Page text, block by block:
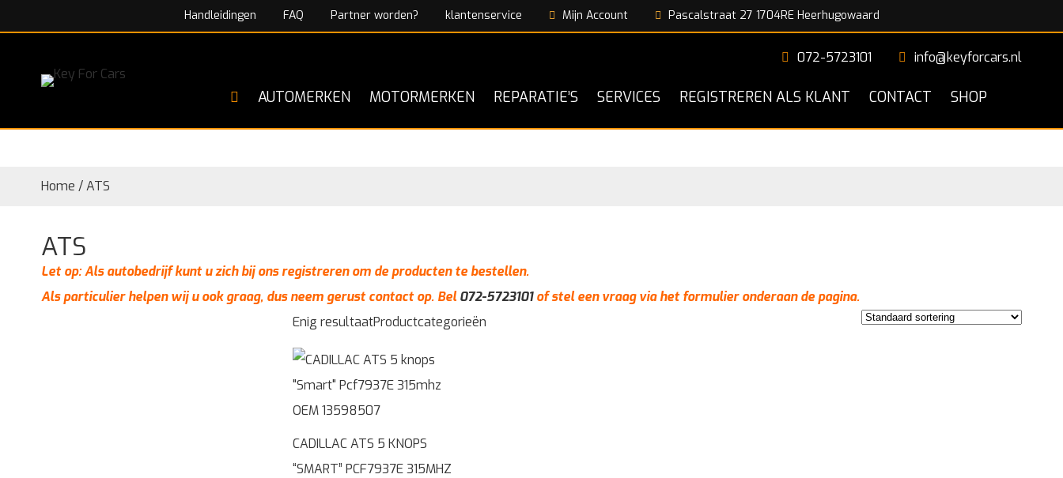
Handleidingen FAQ Partner worden? klantenservice Mijn Account Pascalstraat 27 1704RE Heerhugowaard
072-5723101 info@keyforcars.nl
AUTOMERKEN MOTORMERKEN REPARATIE’S SERVICES REGISTREREN ALS KLANT CONTACT SHOP
Home /ATS
ATS
Let op: Als autobedrijf kunt u zich bij ons registreren om de producten te bestellen.
Als particulier helpen wij u ook graag, dus neem gerust contact op. Bel072-5723101of stel een vraag via het formulier onderaan de pagina.
Productcategorieën
Enig resultaat
CADILLAC ATS 5 KNOPS
“SMART” PCF7937E 315MHZ